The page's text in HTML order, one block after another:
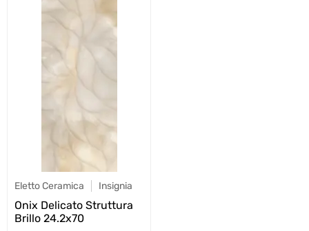
Eletto Ceramica Insignia
Onix Delicato Struttura
Brillo 24.2x70